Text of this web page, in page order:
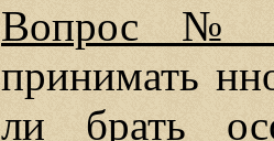
Вопрос №
принимать
ли брать